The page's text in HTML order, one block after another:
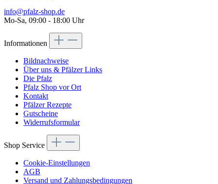
info@pfalz-shop.de
Mo-Sa, 09:00 - 18:00 Uhr
Informationen
Bildnachweise
Über uns & Pfälzer Links
Die Pfalz
Pfalz Shop vor Ort
Kontakt
Pfälzer Rezepte
Gutscheine
Widerrufsformular
Shop Service
Cookie-Einstellungen
AGB
Versand und Zahlungsbedingungen